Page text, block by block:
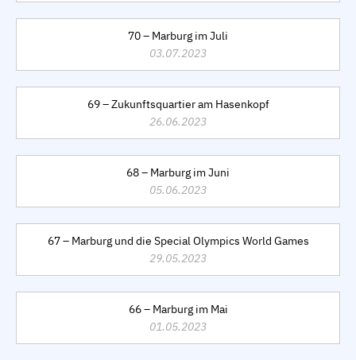
70 – Marburg im Juli
03.07.2023
69 – Zukunftsquartier am Hasenkopf
26.06.2023
68 – Marburg im Juni
05.06.2023
67 – Marburg und die Special Olympics World Games
29.05.2023
66 – Marburg im Mai
01.05.2023